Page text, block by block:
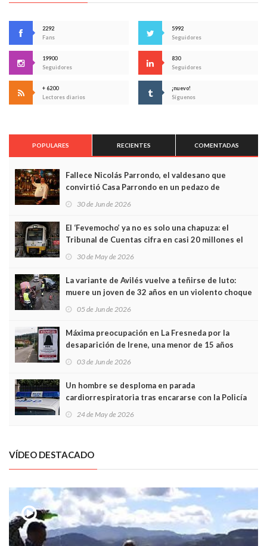
2292
Fans
5992
Seguidores
19900
Seguidores
830
Seguidores
+ 6200
Lectores diarios
¡nuevo!
Síguenos
POPULARES RECIENTES COMENTADAS
Fallece Nicolás Parrondo, el valdesano que
convirtió Casa Parrondo en un pedazo de
Asturias en Madrid
30 de Jun de 2026
El ‘Fevemocho’ ya no es solo una chapuza: el
Tribunal de Cuentas cifra en casi 20 millones el
sobrecoste de los trenes que no cabían por los
30 de May de 2026
La variante de Avilés vuelve a teñirse de luto:
muere un joven de 32 años en un violento choque
frontal
05 de Jun de 2026
Máxima preocupación en La Fresneda por la
desaparición de Irene, una menor de 15 años
03 de Jun de 2026
Un hombre se desploma en parada
cardiorrespiratoria tras encararse con la Policía
Local en Luanco
24 de May de 2026
VÍDEO DESTACADO